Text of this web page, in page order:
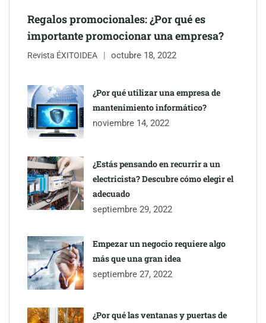
Regalos promocionales: ¿Por qué es
importante promocionar una empresa?
Revista ÉXITOIDEA octubre 18, 2022
¿Por qué utilizar una empresa de
mantenimiento informático?
noviembre 14, 2022
¿Estás pensando en recurrir a un
electricista? Descubre cómo elegir el
adecuado
septiembre 29, 2022
Empezar un negocio requiere algo
más que una gran idea
septiembre 27, 2022
¿Por qué las ventanas y puertas de